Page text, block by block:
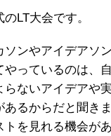
LT大会です。
ソンやアイデアソ
やっているのは、
らないアイデアや
るからだと聞きま
トを見れる機会が